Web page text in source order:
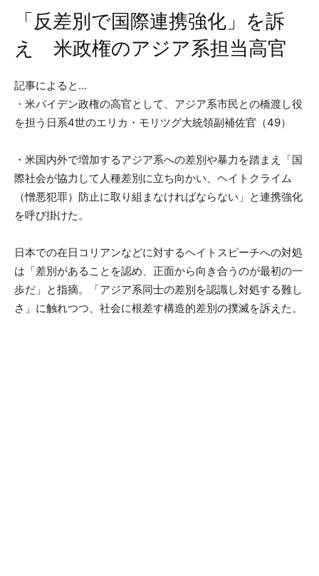
「反差別で国際連携強化」を訴
え 米政権のアジア系担当高官
記事によると…
・米バイデン政権の高官として、アジア系市民との橋渡し役
を担う日系4世のエリカ・モリツグ大統領副補佐官（49）
・米国内外で増加するアジア系への差別や暴力を踏まえ「国
際社会が協力して人種差別に立ち向かい、ヘイトクライム
（憎悪犯罪）防止に取り組まなければならない」と連携強化
を呼び掛けた。
日本での在日コリアンなどに対するヘイトスピーチへの対処
は「差別があることを認め、正面から向き合うのが最初の一
歩だ」と指摘。「アジア系同士の差別を認識し対処する難し
さ」に触れつつ、社会に根差す構造的差別の撲滅を訴えた。